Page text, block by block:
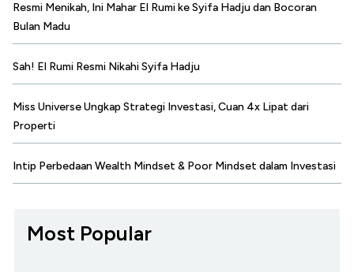
Resmi Menikah, Ini Mahar El Rumi ke Syifa Hadju dan Bocoran
Bulan Madu
Sah! El Rumi Resmi Nikahi Syifa Hadju
Miss Universe Ungkap Strategi Investasi, Cuan 4x Lipat dari
Properti
Intip Perbedaan Wealth Mindset & Poor Mindset dalam Investasi
Most Popular